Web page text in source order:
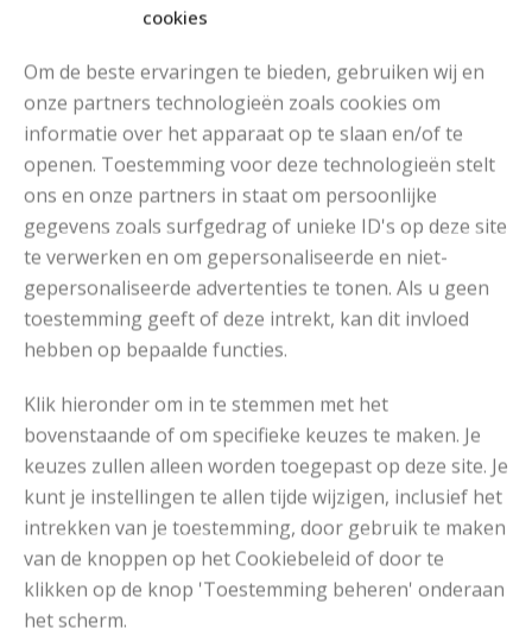
cookies
Om de beste ervaringen te bieden, gebruiken wij en
onze partners technologieën zoals cookies om
informatie over het apparaat op te slaan en/of te
openen. Toestemming voor deze technologieën stelt
ons en onze partners in staat om persoonlijke
gegevens zoals surfgedrag of unieke ID's op deze site
te verwerken en om gepersonaliseerde en niet-
gepersonaliseerde advertenties te tonen. Als u geen
toestemming geeft of deze intrekt, kan dit invloed
hebben op bepaalde functies.
Klik hieronder om in te stemmen met het
bovenstaande of om specifieke keuzes te maken. Je
keuzes zullen alleen worden toegepast op deze site. Je
kunt je instellingen te allen tijde wijzigen, inclusief het
intrekken van je toestemming, door gebruik te maken
van de knoppen op het Cookiebeleid of door te
klikken op de knop 'Toestemming beheren' onderaan
het scherm.